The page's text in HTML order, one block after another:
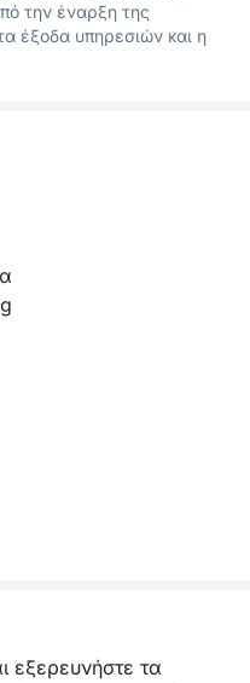
την έναρξη της
έξοδα υπηρεσιών και η
εξερευνήστε τα